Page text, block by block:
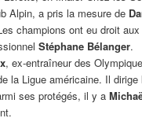
Alpin, a pris la mesure de
champions ont eu droit
Stéphane Bélanger.
, ex-entraîneur des
la Ligue américaine. Il dirige
ses protégés, il y a